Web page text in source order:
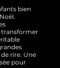
bien
transformer
rire. Une
pour